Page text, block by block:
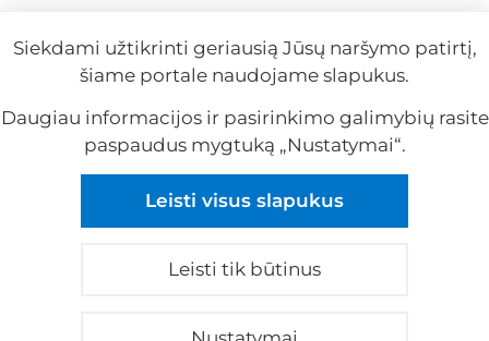
pristatymas
Reklama
Kontaktai |Privatumo politika
Siekdami užtikrinti geriausią Jūsų naršymo patirtį,
šiame portale naudojame slapukus.
Daugiau informacijos ir pasirinkimo galimybių rasite
paspaudus mygtuką „Nustatymai“.
Leisti visus slapukus
Leisti tik būtinus